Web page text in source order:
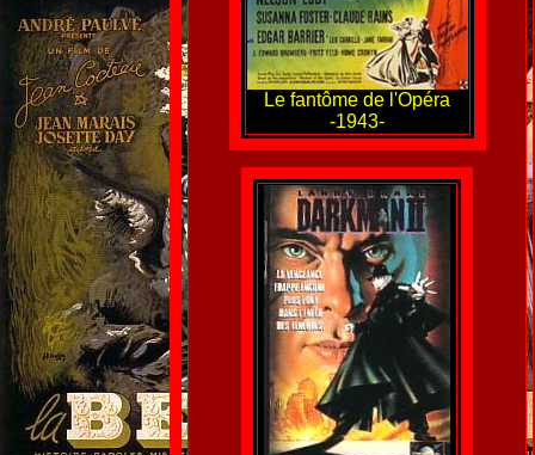
Le fantôme de l'Opéra
-1943-